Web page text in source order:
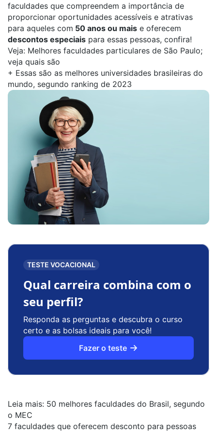
faculdades que compreendem a importância de
proporcionar oportunidades acessíveis e atrativas
para aqueles com 50 anos ou mais e oferecem
descontos especiais para essas pessoas, confira!
Veja: Melhores faculdades particulares de São Paulo;
veja quais são
+ Essas são as melhores universidades brasileiras do
mundo, segundo ranking de 2023
TESTE VOCACIONAL
Qual carreira combina com o
seu perfil?
Responda as perguntas e descubra o curso
certo e as bolsas ideais para você!
Fazer o teste
Leia mais: 50 melhores faculdades do Brasil, segundo
o MEC
7 faculdades que oferecem desconto para pessoas